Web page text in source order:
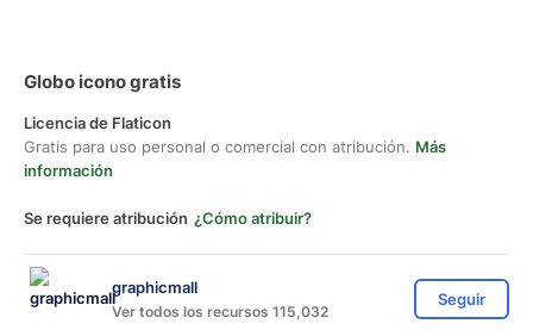
Globo icono gratis
Licencia de Flaticon
Gratis para uso personal o comercial con atribución. Más
información
Se requiere atribución ¿Cómo atribuir?
graphicmall
Ver todos los recursos 115,032
Seguir